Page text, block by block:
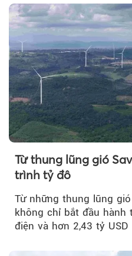
Từ thung lũng gió
trình tỷ đô
Từ những thung lũng gió
không chỉ bắt đầu hành
điện và hơn 2,43 tỷ